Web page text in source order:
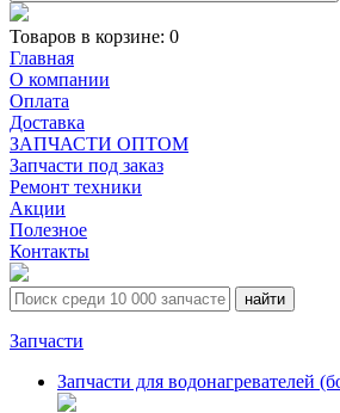
Товаров в корзине: 0
Главная
О компании
Оплата
Доставка
ЗАПЧАСТИ ОПТОМ
Запчасти под заказ
Ремонт техники
Акции
Полезное
Контакты
Запчасти
Запчасти для водонагревателей